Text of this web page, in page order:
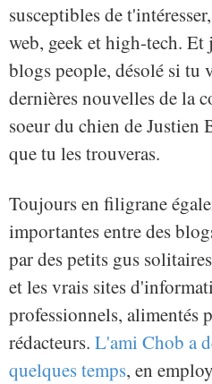
susceptibles de
web, geek et high-tech. Et
blogs people, désolé si tu
dernières nouvelles de la
soeur du chien de Justien
que tu les trouveras.
Toujours en filigrane
importantes entre des
par des petits gus
et les vrais sites
professionnels, alimentés
rédacteurs. L'ami Chob a
quelques temps, en